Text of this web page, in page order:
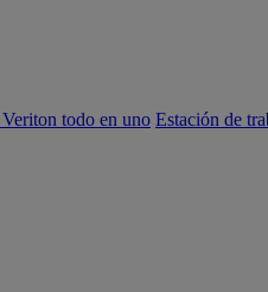
todo en uno Estación de